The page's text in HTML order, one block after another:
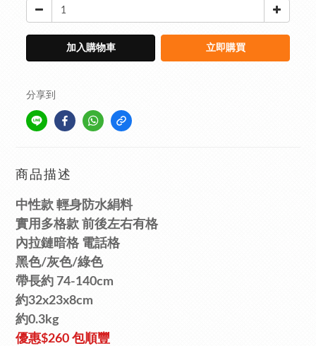
加入購物車 立即購買
分享到
商品描述
中性款 輕身防水絹料
實用多格款 前後左右有格
內拉鏈暗格 電話格
黑色/灰色/綠色
帶長約 74-140cm
約32x23x8cm
約0.3kg
優惠$260 包順豐